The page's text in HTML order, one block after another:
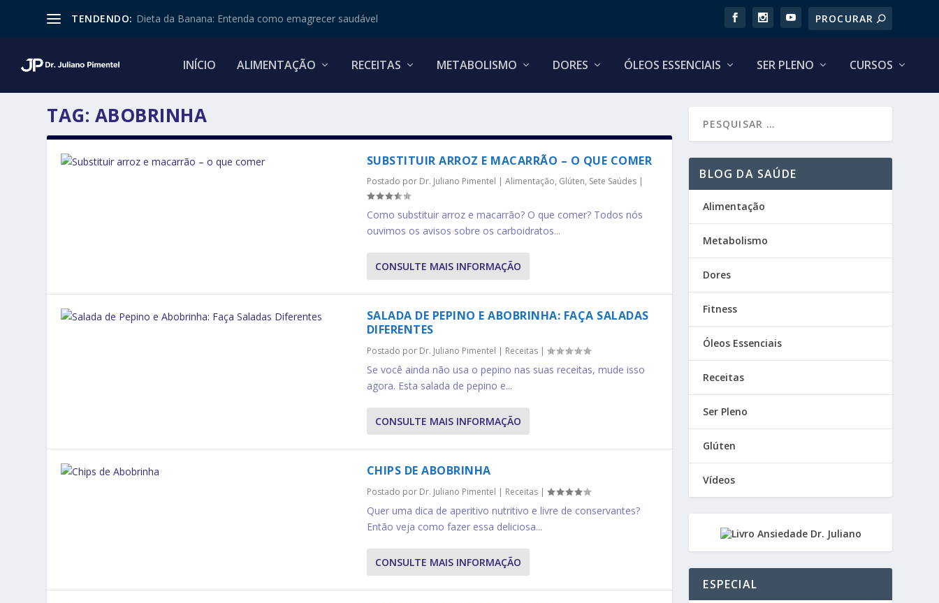
TENDENDO: Dieta da Banana: Entenda como emagrecer saudável
INÍCIO ALIMENTAÇÃO RECEITAS METABOLISMO DORES ÓLEOS ESSENCIAIS SER PLENO CURSOS
TAG: ABOBRINHA
SUBSTITUIR ARROZ E MACARRÃO – O QUE COMER
Postado por Dr. Juliano Pimentel | Alimentação, Glúten, Sete Saúdes|
Como substituir arroz e macarrão? O que comer? Todos nós
ouvimos os avisos sobre os carboidratos...
CONSULTE MAIS INFORMAÇÃO
SALADA DE PEPINO E ABOBRINHA: FAÇA SALADAS
DIFERENTES
Postado por Dr. Juliano Pimentel | Receitas|
Se você ainda não usa o pepino nas suas receitas, mude isso
agora. Esta salada de pepino e...
CONSULTE MAIS INFORMAÇÃO
CHIPS DE ABOBRINHA
Postado por Dr. Juliano Pimentel | Receitas|
Quer uma dica de aperitivo nutritivo e livre de conservantes?
Então veja como fazer essa deliciosa...
CONSULTE MAIS INFORMAÇÃO
BLOG DA SAÚDE
Alimentação
Metabolismo
Dores
Fitness
Óleos Essenciais
Receitas
Ser Pleno
Glúten
Vídeos
ESPECIAL